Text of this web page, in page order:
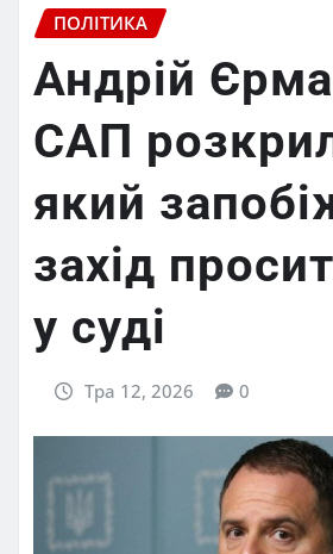
ПОЛІТИКА
Андрій
САП
який
захід
у суді
Тра 12, 2026 0